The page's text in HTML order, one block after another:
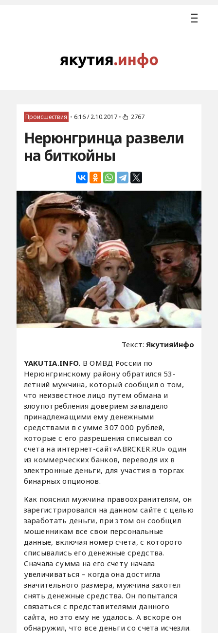
Происшествия • 6:16 / 2.10.2017 • 2767
Нерюнгринца развели
на биткойны
Текст: ЯкутияИнфо
YAKUTIA.INFO. В ОМВД России по
Нерюнгринскому району обратился 53-
летний мужчина, который сообщил о том,
что неизвестное лицо путем обмана и
злоупотребления доверием завладело
принадлежащими ему денежными
средствами в сумме 307 000 рублей,
которые с его разрешения списывал со
счета на интернет-сайт«ABRCKER.RU» один
из коммерческих банков, переводя их в
электронные деньги, для участия в торгах
бинарных опционов.
Как пояснил мужчина правоохранителям, он
зарегистрировался на данном сайте с целью
заработать деньги, при этом он сообщил
мошенникам все свои персональные
данные, включая номер счета, с которого
списывались его денежные средства.
Сначала сумма на его счету начала
увеличиваться – когда она достигла
значительного размера, мужчина захотел
снять денежные средства. Он попытался
связаться с представителями данного
сайта, но это ему не удалось. А вскоре он
обнаружил, что все деньги со счета исчезли.